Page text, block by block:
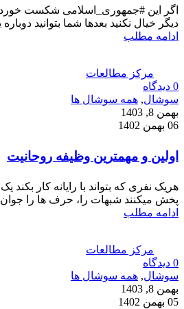
اگر این #جمهوری_اسلامی شکست
دیگر خیال نکنید بعدها شما بتوانید
ادامه مطلب
مرکز مطالعات
0 دیدگاه
سوشال, همه سوشال ها
بهمن 8, 1403
06 بهمن 1402
اولین و مهمترین وظیفه روحانیت
هریک نفری که بتواند با رایانه کار
پخش میکنند شبهات را، حرف ها را
ادامه مطلب
مرکز مطالعات
0 دیدگاه
سوشال, همه سوشال ها
بهمن 8, 1403
05 بهمن 1402